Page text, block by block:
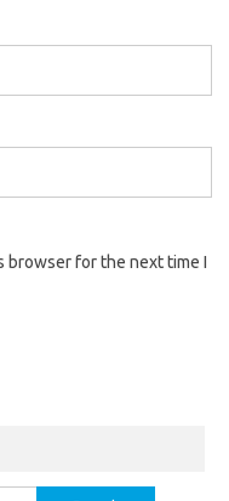
browser for the next time I